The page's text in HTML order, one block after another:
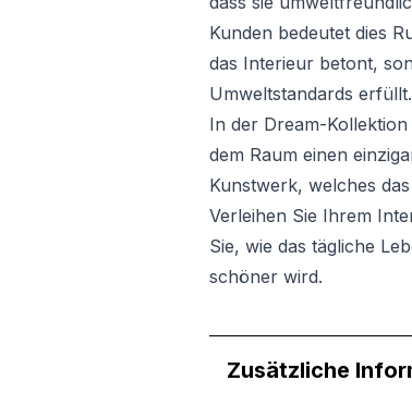
Kunden bedeutet dies
das Interieur betont,
Umweltstandards erfüllt.
In der Dream-
dem Raum einen
Kunstwerk, welches
Verleihen Sie Ihrem
Sie, wie das tägliche
schöner wird.
Zusätzliche